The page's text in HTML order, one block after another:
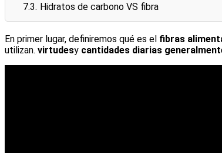
7.3. Hidratos de carbono VS fibra
En primer lugar, definiremos qué es el fibras
utilizan. virtudesy cantidades diarias